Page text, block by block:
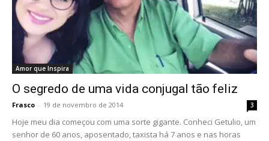
Amor que Inspira
O segredo de uma vida conjugal tão feliz
Frasco - 19 de novembro de 2014 3
Hoje meu dia começou com uma sorte gigante. Conheci Getulio, um
senhor de 60 anos, aposentado, taxista há 7 anos e nas horas